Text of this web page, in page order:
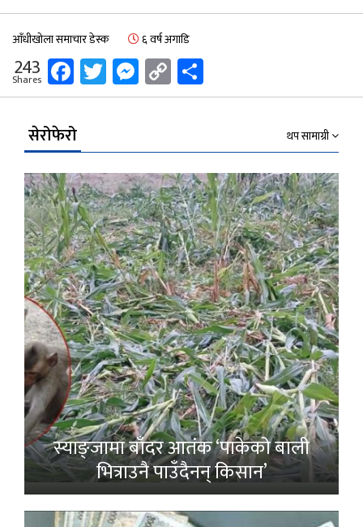
आँधीखोला समाचार डेस्क ६ वर्ष अगाडि
243
Shares Facebook
Twitter
Messenger
Copy
Link
सेरोफेरो थप सामाग्री
स्याङ्जामा बाँदर आतंक ‘पाकेको बाली
भित्राउनै पाउँदैनन् किसान’